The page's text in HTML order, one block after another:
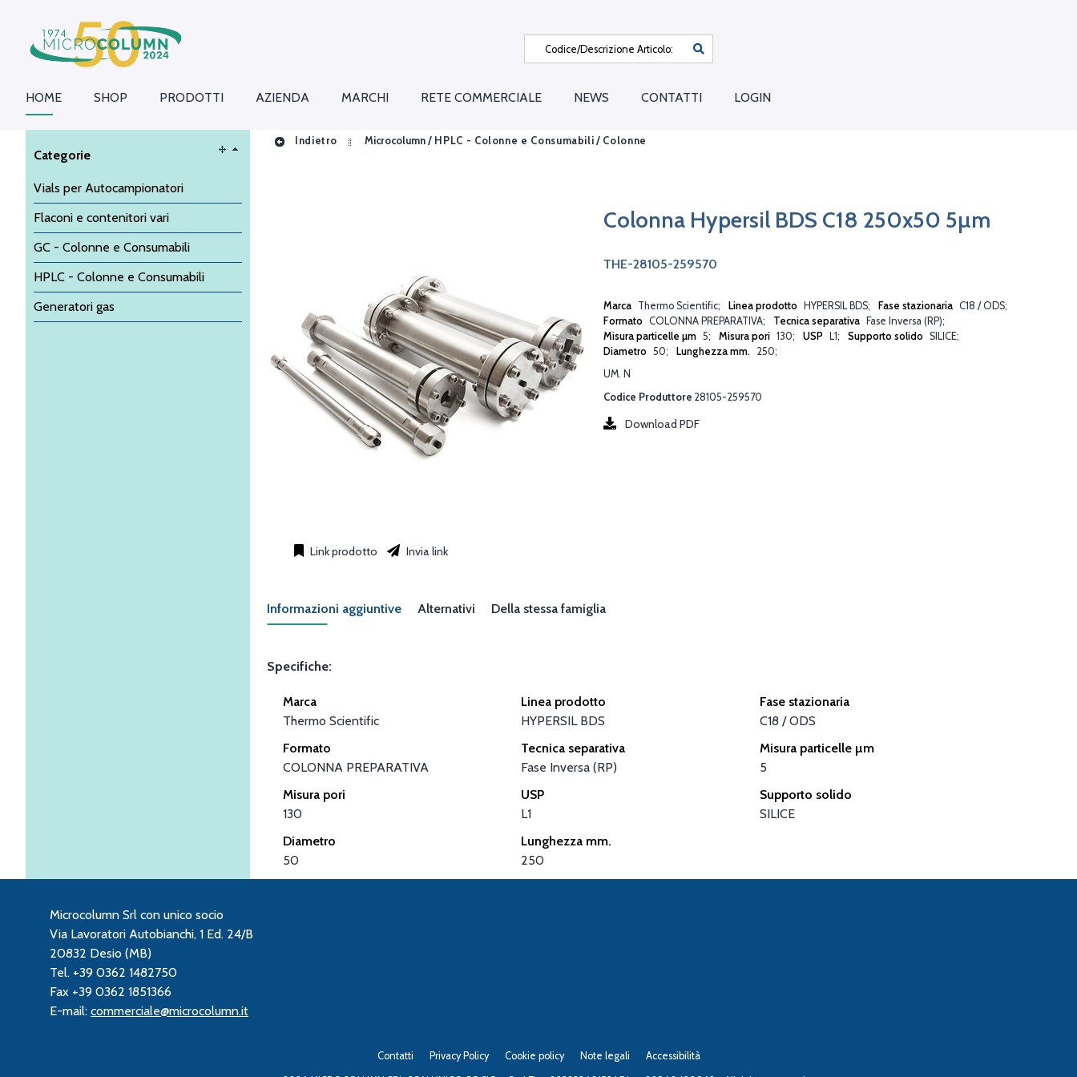
HOME SHOP PRODOTTI AZIENDA MARCHI RETE COMMERCIALE NEWS CONTATTI LOGIN
Categorie
Vials per Autocampionatori
Flaconi e contenitori vari
GC - Colonne e Consumabili
HPLC - Colonne e Consumabili
Generatori gas
Indietro Microcolumn / HPLC - Colonne e Consumabili / Colonne
Colonna Hypersil BDS C18 250x50 5µm
THE-28105-259570
Marca Thermo Scientific Linea prodotto HYPERSIL BDS Fase stazionaria C18 / ODS
Formato COLONNA PREPARATIVA Tecnica separativa
Fase Inversa (RP)
Misura particelle µm 5 Misura pori 130 USP L1 Supporto solido SILICE
Diametro 50 Lunghezza mm.
250
UM. N
Download PDF
Codice Produttore 28105-259570
Link prodotto Invia link
Informazioni aggiuntive Alternativi Della stessa famiglia
Specifiche:
Marca
Thermo Scientific
Linea prodotto
HYPERSIL BDS
Fase stazionaria
C18 / ODS
Formato
COLONNA PREPARATIVA
Tecnica separativa
Fase Inversa (RP)
Misura particelle µm
5
Misura pori
130
USP
L1
Supporto solido
SILICE
Diametro
50
Lunghezza mm.
250
Microcolumn Srl con unico socio
Via Lavoratori Autobianchi, 1 Ed. 24/B
20832 Desio (MB)
Tel. +39 0362 1482750
Fax +39 0362 1851366
E-mail: commerciale@microcolumn.it
Contatti Privacy Policy Cookie policy Note legali Accessibilità